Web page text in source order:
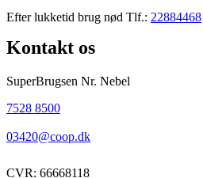
Efter lukketid brug nød Tlf.: 22884468
Kontakt os
SuperBrugsen Nr. Nebel
7528 8500
03420@coop.dk
CVR: 66668118